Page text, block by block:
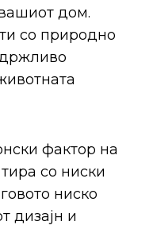
дом.
со природно
фактор на
со ниски
ниско
дизајн и